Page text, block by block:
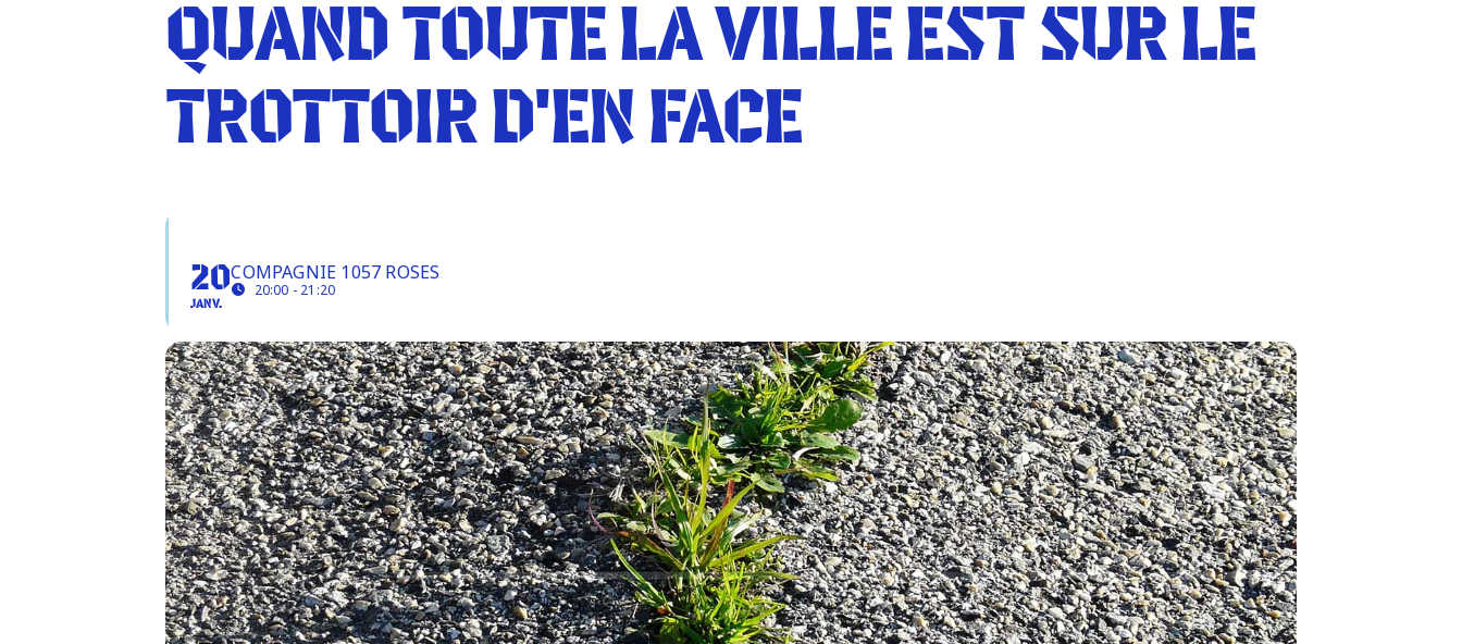
QUAND TOUTE LA VILLE EST SUR LE
TROTTOIR D'EN FACE
20
JANV.
COMPAGNIE 1057 ROSES
20:00 - 21:20